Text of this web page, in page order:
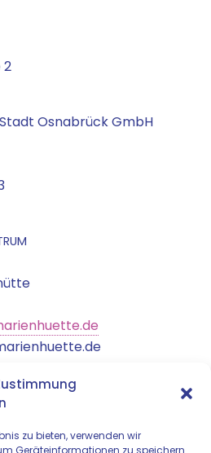
zu bieten, verwenden wir
Geräteinformationen zu speichern
2
Osna­brück GmbH